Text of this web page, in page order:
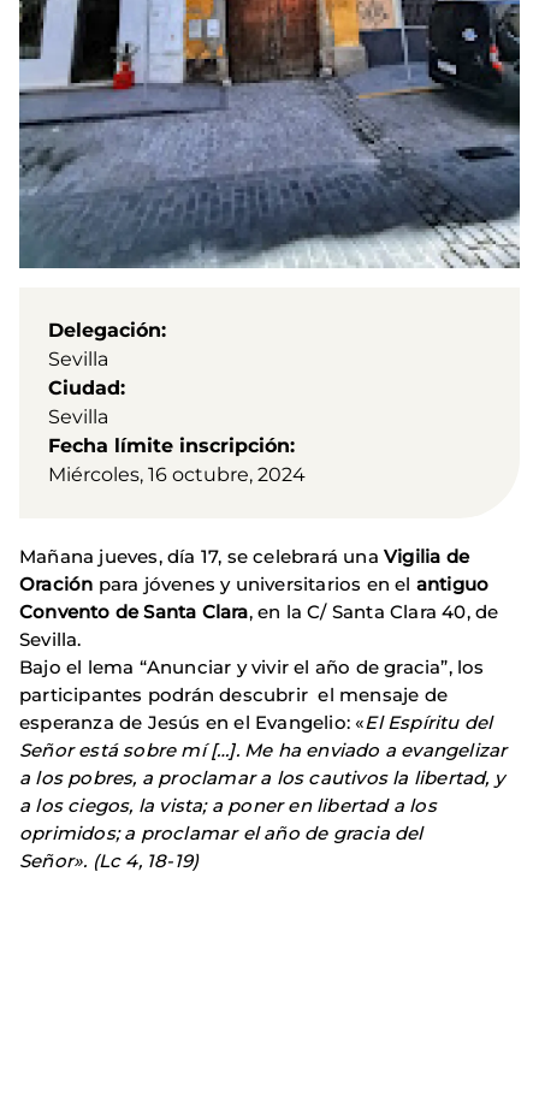
Delegación
Sevilla
Ciudad
Sevilla
Fecha límite inscripción
Miércoles, 16 octubre, 2024
Mañana jueves, día 17, se celebrará una Vigilia de
Oración para jóvenes y universitarios en el antiguo
Convento de Santa Clara, en la C/ Santa Clara 40, de
Sevilla.
Bajo el lema “Anunciar y vivir el año de gracia”, los
participantes podrán descubrir el mensaje de
esperanza de Jesús en el Evangelio: «El Espíritu del
Señor está sobre mí […]. Me ha enviado a evangelizar
a los pobres, a proclamar a los cautivos la libertad, y
a los ciegos, la vista; a poner en libertad a los
oprimidos; a proclamar el año de gracia del
Señor». (Lc 4, 18-19)